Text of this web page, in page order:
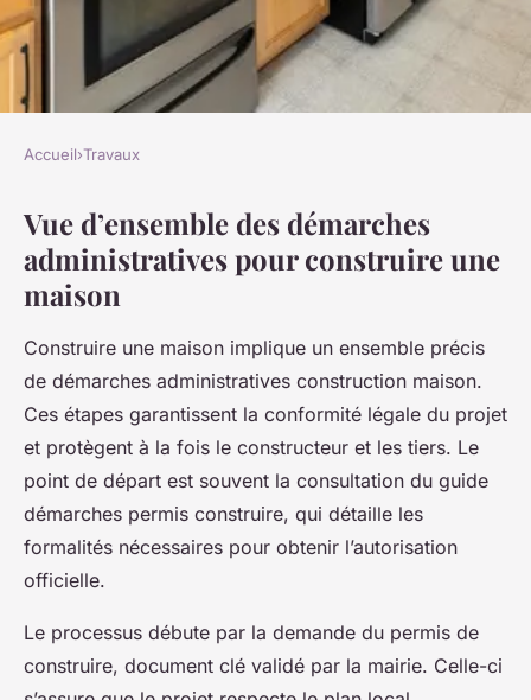
Démarches Administratives
Essentielles pour Construire
Votre Maison : Guide Complet
et Optimisé
Accueil›Travaux
Vue d’ensemble des démarches
administratives pour construire une
maison
Construire une maison implique un ensemble précis
de démarches administratives construction maison.
Ces étapes garantissent la conformité légale du projet
et protègent à la fois le constructeur et les tiers. Le
point de départ est souvent la consultation du guide
démarches permis construire, qui détaille les
formalités nécessaires pour obtenir l’autorisation
officielle.
Le processus débute par la demande du permis de
construire, document clé validé par la mairie. Celle-ci